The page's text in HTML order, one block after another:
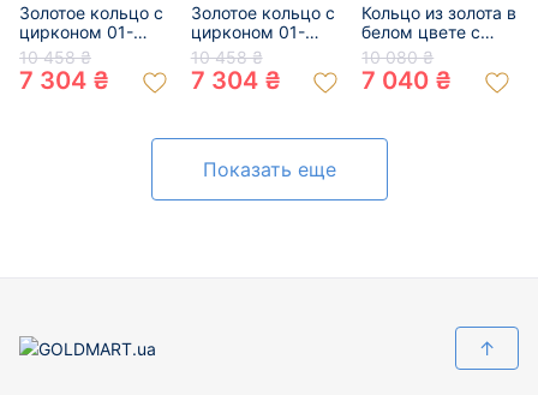
Золотое кольцо с
цирконом 01-
19171332
10 458 ₴
7 304 ₴
Золотое кольцо с
цирконом 01-
19182350
10 458 ₴
7 304 ₴
Кольцо из золота в
белом цвете с
цирконом 01-
200109713
10 080 ₴
7 040 ₴
Показать еще
↑